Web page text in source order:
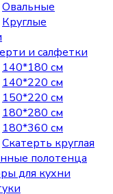
Овальные
Круглые
и салфетки
140*180 см
140*220 см
150*220 см
180*280 см
180*360 см
Скатерть круглая
полотенца
для кухни